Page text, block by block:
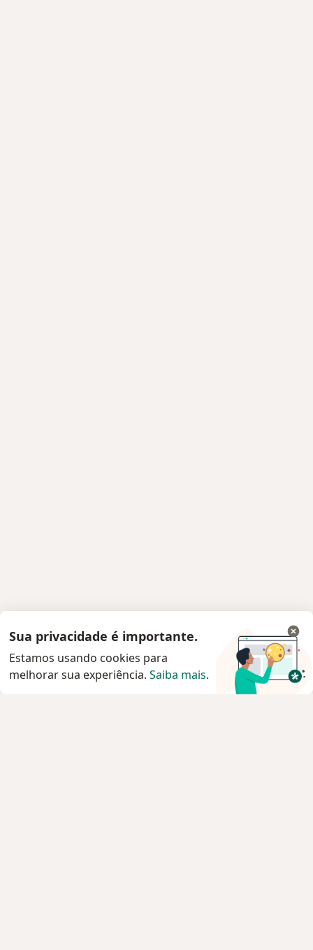
Sua privacidade é importante.
Estamos usando cookies para
melhorar sua experiência. Saiba mais.